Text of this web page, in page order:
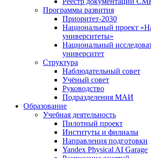
Программы развития
Приоритет-2030
Национальный проект
университеты»
Национальный
университет
Структура
Наблюдательный совет
Учёный совет
Руководство
Подразделения МАИ
Образование
Учебная деятельность
Пилотный проект
Институты и филиалы
Направления подготовки
Yandex Physical AI Garage